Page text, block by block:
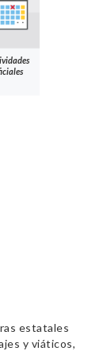
estatales
y viáticos,